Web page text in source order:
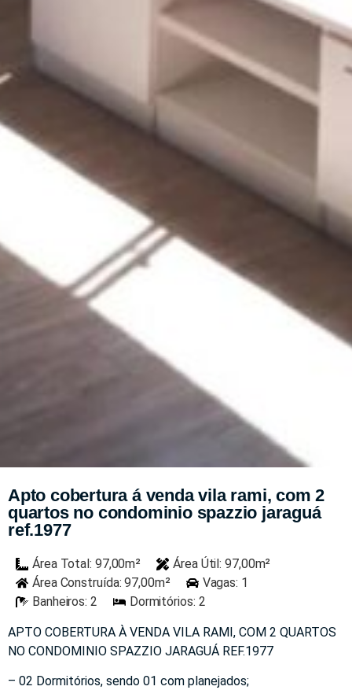
Apto cobertura á venda vila rami, com 2
quartos no condominio spazzio jaraguá
ref.1977
Área Total: 97,00m²
Área Útil: 97,00m²
Área Construída: 97,00m²
Vagas: 1
Banheiros: 2
Dormitórios: 2
APTO COBERTURA À VENDA VILA RAMI, COM 2 QUARTOS
NO CONDOMINIO SPAZZIO JARAGUÁ REF.1977
– 02 Dormitórios, sendo 01 com planejados;